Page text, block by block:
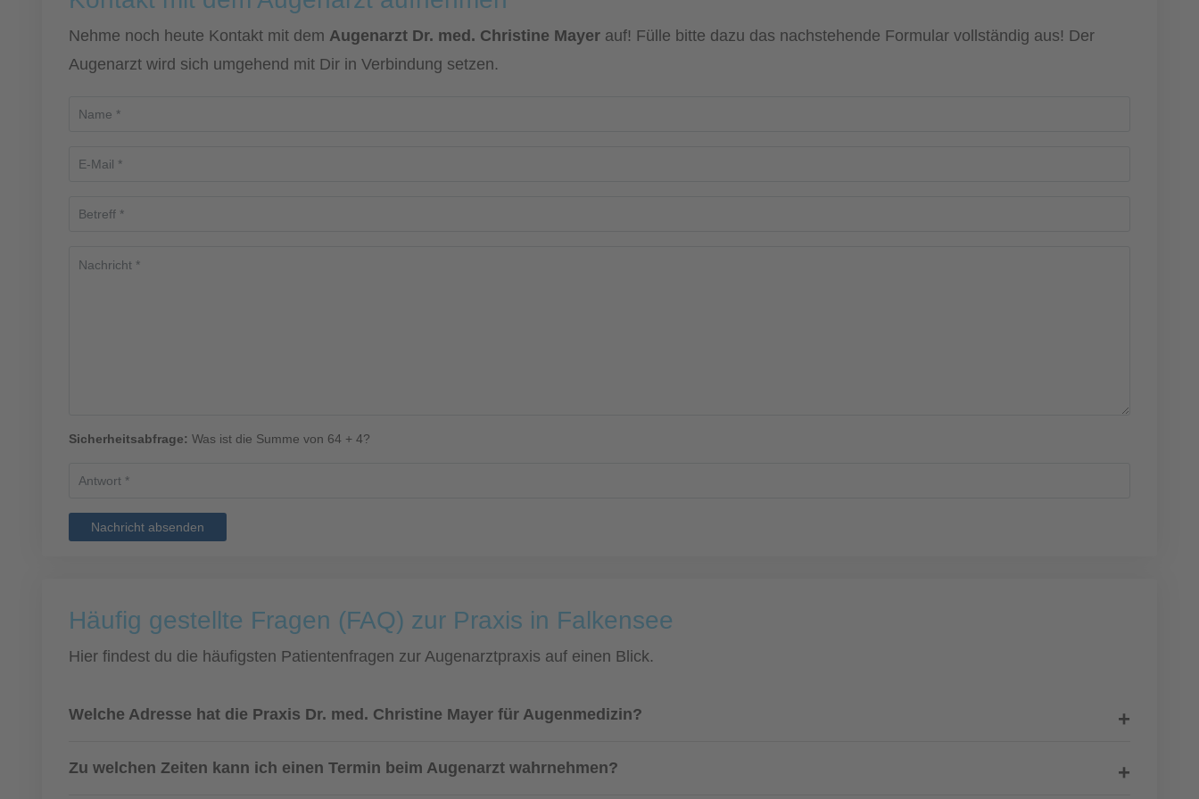
Nehme noch heute Kontakt mit dem Augenarzt Dr. med. Christine Mayer auf! Fülle bitte dazu das nachstehende Formular vollständig aus! Der
Augenarzt wird sich umgehend mit Dir in Verbindung setzen.
Sicherheitsabfrage: Was ist die Summe von 64 + 4?
Nachricht absenden
Häufig gestellte Fragen (FAQ) zur Praxis in Falkensee
Hier findest du die häufigsten Patientenfragen zur Augenarztpraxis auf einen Blick.
Welche Adresse hat die Praxis Dr. med. Christine Mayer für Augenmedizin?
Zu welchen Zeiten kann ich einen Termin beim Augenarzt wahrnehmen?